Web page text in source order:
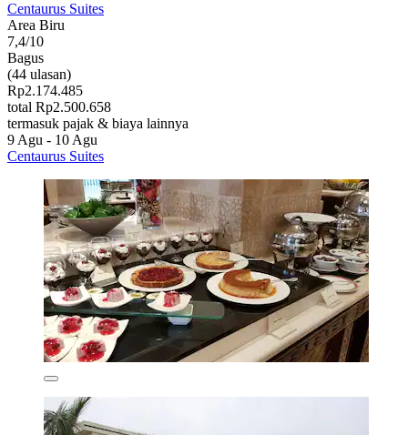
Centaurus Suites
Area Biru
7,4/10
Bagus
(44 ulasan)
Rp2.174.485
total Rp2.500.658
termasuk pajak & biaya lainnya
9 Agu - 10 Agu
Centaurus Suites